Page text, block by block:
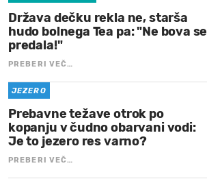
Država dečku rekla ne, starša
hudo bolnega Tea pa: "Ne bova se
predala!"
PREBERI VEČ…
JEZERO
Prebavne težave otrok po
kopanju v čudno obarvani vodi:
Je to jezero res varno?
PREBERI VEČ…